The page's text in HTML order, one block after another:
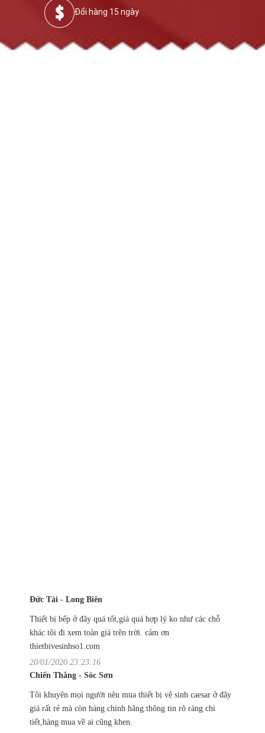
Đổi hàng 15 ngày
Đức Tài - Long Biên
Thiết bị bếp ở đây quá tốt,giá quá hợp lý ko như các chỗ
khác tôi đi xem toàn giá trên trời. cảm ơn
thietbivesinhso1.com
20/01/2020 23:23:16
Chiến Thắng - Sóc Sơn
Tôi khuyên mọi người nên mua thiết bị vệ sinh caesar ở đây
giá rất rẻ mà còn hàng chính hãng.thông tin rõ ràng chi
tiết,hàng mua về ai cũng khen.